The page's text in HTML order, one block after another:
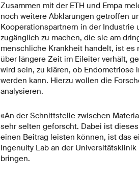
Zusammen mit der ETH und Empa
noch weitere Abklärungen getroffen
Kooperationspartnern in der
zugänglich zu machen, die sie am
menschliche Krankheit handelt, ist
über längere Zeit im Eileiter verhält,
wird sein, zu klären, ob Endometriose
werden kann. Hierzu wollen die
analysieren.
«An der Schnittstelle zwischen
sehr selten geforscht. Dabei ist
einen Beitrag leisten können, ist das
Ingenuity Lab an der
bringen.